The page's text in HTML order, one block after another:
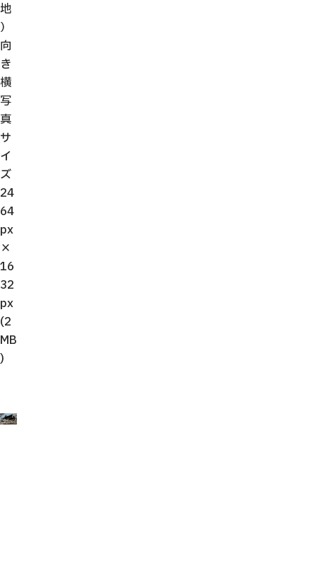
地
）
向
き
横
写
真
サ
イ
ズ
24
64
px
×
16
32
px
(2
MB
)